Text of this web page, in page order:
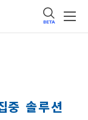
BETA
중 솔루션